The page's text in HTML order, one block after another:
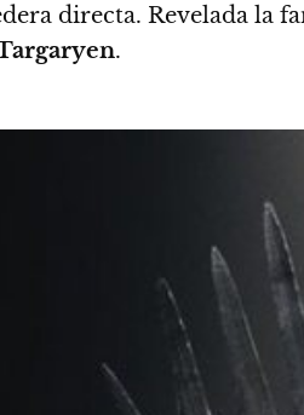
directa. Revelada la
.